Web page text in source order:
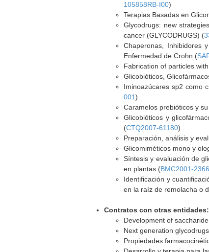
105858RB-I00)
Terapias Basadas en
Glycodrugs: new
cancer (GLYCODRUGS) (
Chaperonas, Inhibidores
Enfermedad de Crohn (
Fabrication of particles
Glicobióticos,
Iminoazúcares sp2 como
001)
Caramelos prebióticos y
Glicobióticos y
(CTQ2007-61180)
Preparación, análisis y
Glicomiméticos mono y
Síntesis y evaluación de
en plantas (BMC2001-
Identificación y
en la raíz de remolacha o
Contratos con otras entidades:
Development of
Next generation
Propiedades